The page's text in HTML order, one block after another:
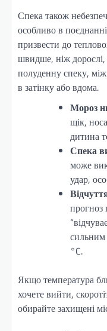
Спека також
особливо в
призвести до
швидше, ніж дорослі,
полуденну спеку,
в затінку або вдома.
Мороз
щік,
дитина
Спека
може
удар,
прогноз
сильним
°C.
Якщо температура
хочете вийти,
обирайте захищені